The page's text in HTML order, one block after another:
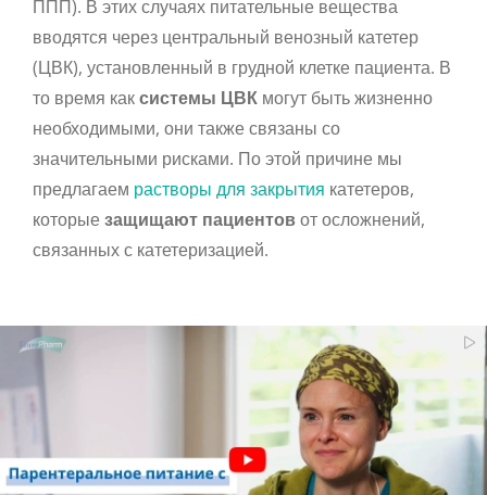
ППП). В этих случаях питательные вещества
вводятся через центральный венозный катетер
(ЦВК), установленный в грудной клетке пациента. В
то время каксистемы ЦВК могут быть жизненно
необходимыми, они также связаны со
значительными рисками. По этой причине мы
предлагаем растворы для закрытия катетеров,
которыезащищают пациентов от осложнений,
связанных с катетеризацией.